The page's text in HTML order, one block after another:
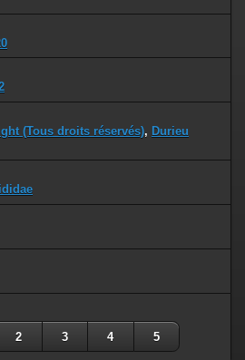
(Tous droits réservés), Durieu
2 3 4 5